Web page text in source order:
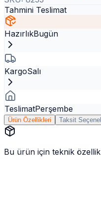
Tahmini Teslimat
HazırlıkBugün
KargoSalı
TeslimatPerşembe
Ürün Özellikleri Taksit
Bu ürün için teknik